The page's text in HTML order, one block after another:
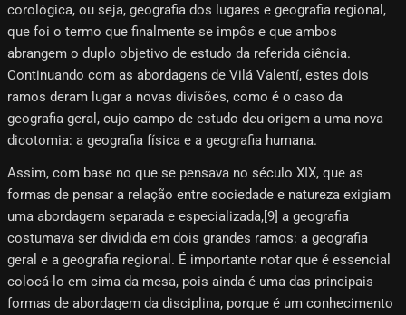
corológica, ou seja, geografia dos lugares e geografia regional,
que foi o termo que finalmente se impôs e que ambos
abrangem o duplo objetivo de estudo da referida ciência.
Continuando com as abordagens de Vilá Valentí, estes dois
ramos deram lugar a novas divisões, como é o caso da
geografia geral, cujo campo de estudo deu origem a uma nova
dicotomia: a geografia física e a geografia humana.
Assim, com base no que se pensava no século XIX, que as
formas de pensar a relação entre sociedade e natureza exigiam
uma abordagem separada e especializada,[9] a geografia
costumava ser dividida em dois grandes ramos: a geografia
geral e a geografia regional. É importante notar que é essencial
colocá-lo em cima da mesa, pois ainda é uma das principais
formas de abordagem da disciplina, porque é um conhecimento